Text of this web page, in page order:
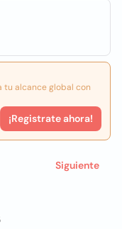
tu alcance global con
¡Registrate ahora!
Siguiente